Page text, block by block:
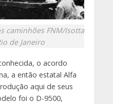
caminhões FNM/Isotta
de Janeiro
o acordo
a então estatal Alfa
aqui de seus
foi o D-9500,